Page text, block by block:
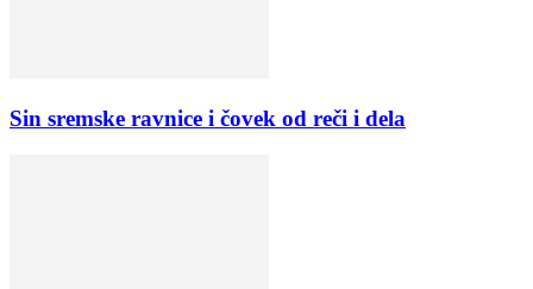
Sin sremske ravnice i čovek od reči i dela